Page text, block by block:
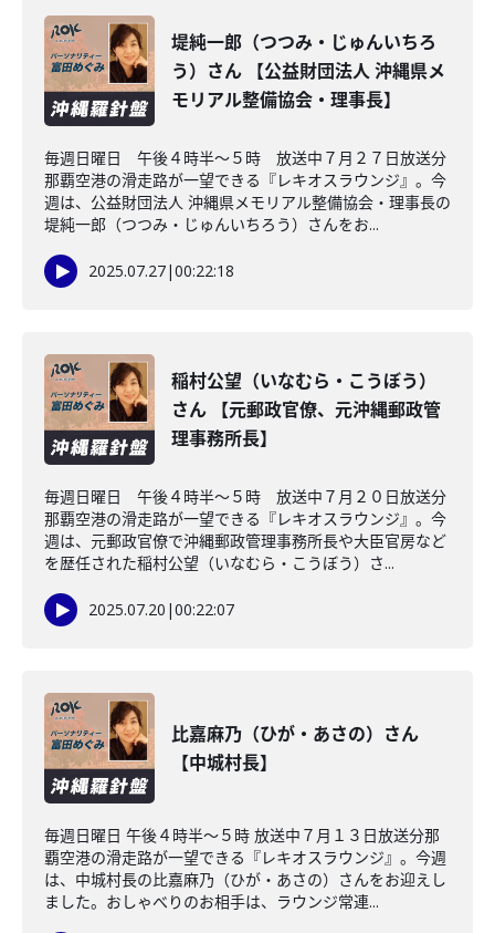
堤純一郎（つつみ・じゅんいちろ
う）さん 【公益財団法人 沖縄県メ
モリアル整備協会・理事長】
毎週日曜日 午後４時半～５時 放送中７月２７日放送分
那覇空港の滑走路が一望できる『レキオスラウンジ』。今
週は、公益財団法人 沖縄県メモリアル整備協会・理事長の
堤純一郎（つつみ・じゅんいちろう）さんをお...
2025.07.27|00:22:18
稲村公望（いなむら・こうぼう）
さん 【元郵政官僚、元沖縄郵政管
理事務所長】
毎週日曜日 午後４時半～５時 放送中７月２０日放送分
那覇空港の滑走路が一望できる『レキオスラウンジ』。今
週は、元郵政官僚で沖縄郵政管理事務所長や大臣官房など
を歴任された稲村公望（いなむら・こうぼう）さ...
2025.07.20 |00:22:07
比嘉麻乃（ひが・あさの）さん
【中城村長】
毎週日曜日 午後４時半～５時 放送中７月１３日放送分那
覇空港の滑走路が一望できる『レキオスラウンジ』。今週
は、中城村長の比嘉麻乃（ひが・あさの）さんをお迎えし
ました。おしゃべりのお相手は、ラウンジ常連...